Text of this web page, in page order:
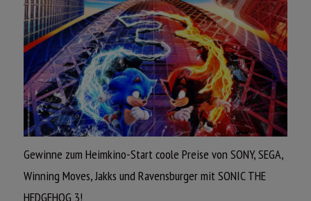
Gewinne zum Heimkino-Start coole Preise von SONY, SEGA,
Winning Moves, Jakks und Ravensburger mit SONIC THE
HEDGEHOG 3!